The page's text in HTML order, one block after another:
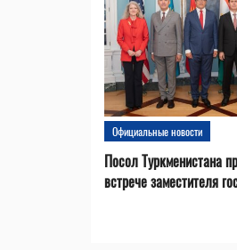
Официальные новости
Посол Туркменистана
встрече заместителя